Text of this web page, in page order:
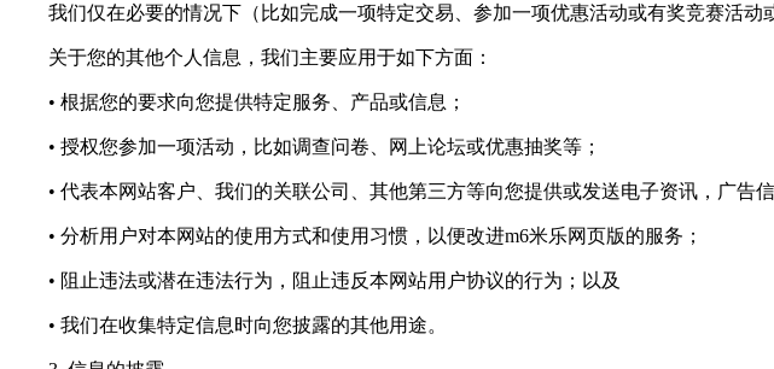
我们仅在必要的情况下（比如完成一项特定交易、参加一项优惠活动或有奖竞赛活动
关于您的其他个人信息，我们主要应用于如下方面：
• 根据您的要求向您提供特定服务、产品或信息；
• 授权您参加一项活动，比如调查问卷、网上论坛或优惠抽奖等；
• 代表本网站客户、我们的关联公司、其他第三方等向您提供或发送电子资讯，广告信
• 分析用户对本网站的使用方式和使用习惯，以便改进m6米乐网页版的服务；
• 阻止违法或潜在违法行为，阻止违反本网站用户协议的行为；以及
• 我们在收集特定信息时向您披露的其他用途。